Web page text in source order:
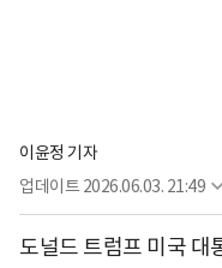
이윤정 기자
업데이트 2026.06.03. 21:49
도널드 트럼프 미국 대